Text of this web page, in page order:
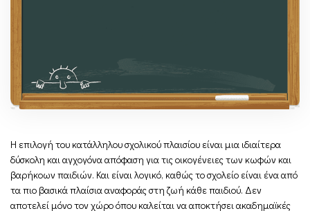
Η επιλογή του κατάλληλου σχολικού πλαισίου είναι μια ιδιαίτερα
δύσκολη και αγχογόνα απόφαση για τις οικογένειες των κωφών και
βαρήκοων παιδιών. Και είναι λογικό, καθώς το σχολείο είναι ένα από
τα πιο βασικά πλαίσια αναφοράς στη ζωή κάθε παιδιού. Δεν
αποτελεί μόνο τον χώρο όπου καλείται να αποκτήσει ακαδημαϊκές